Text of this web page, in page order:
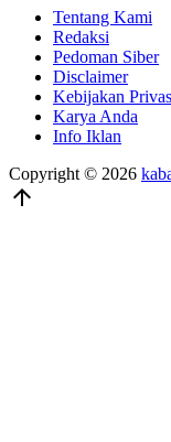
Tentang Kami
Redaksi
Pedoman Siber
Disclaimer
Kebijakan
Karya Anda
Info Iklan
Copyright © 2026
arrow_upward